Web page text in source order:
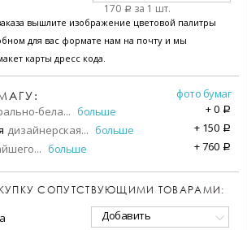
170 a за 1 шт.
вышлите изображение цветовой палитры
для вас формате нам на почту и мы
карты дресс кода.
фото бумаг
бела... больше +0 a
дизайнерская... больше + 150 a
... больше +760 a
СОПУТСТВУЮЩИМИ ТОВАРАМИ:
Добавить